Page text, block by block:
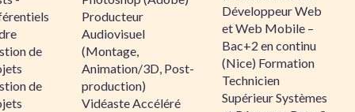
de
de
Producteur
Audiovisuel
(Montage,
Animation/3D, Post-
production)
Vidéaste Accéléré
Développeur Web
et Web Mobile –
Bac+2 en continu
(Nice) Formation
Technicien
Supérieur Systèmes